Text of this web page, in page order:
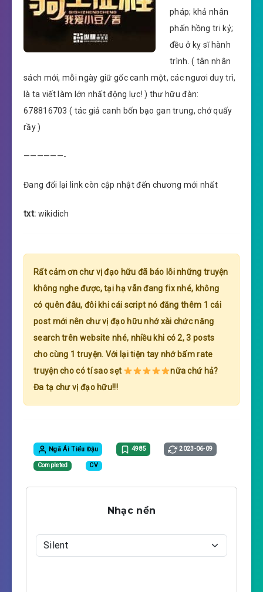
pháp; khả nhân
phấn hồng tri kỷ;
đều ở kỵ sĩ hành
trình. ( tân nhân
sách mới, mỗi ngày giữ gốc canh một, các ngươi duy trì,
là ta viết làm lớn nhất động lực! ) thư hữu đàn:
678816703 ( tác giả canh bốn bạo gan trung, chớ quấy
rầy )
——————-
Đang đổi lại link còn cập nhật đến chương mới nhất
txt: wikidich
Rất cảm ơn chư vị đạo hữu đã báo lỗi những truyện
không nghe được, tại hạ vẫn đang fix nhé, không
có quên đâu, đôi khi cái script nó đăng thêm 1 cái
post mới nên chư vị đạo hữu nhớ xài chức năng
search trên website nhé, nhiều khi có 2, 3 posts
cho cùng 1 truyện. Với lại tiện tay nhớ bấm rate
truyện cho có tí sao sẹt
nữa chứ hả?
Đa tạ chư vị đạo hữu!!!
Ngã Ái Tiểu Đậu 4985 2023-06-09
Completed CV
Nhạc nền